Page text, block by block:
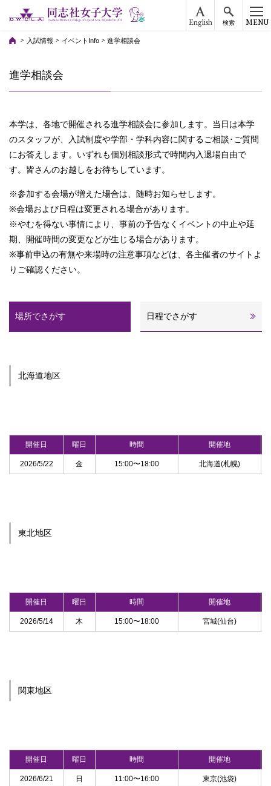
English 検索 MENU
入試情報 イベントInfo 進学相談会
進学相談会
本学は、各地で開催される進学相談会に参加します。当日は本学
のスタッフが、入試制度や学部・学科内容に関するご相談･ご質問
にお答えします。いずれも個別相談形式で時間内入退場自由で
す。皆さんのお越しをお待ちしています。
※参加する会場が増えた場合は、随時お知らせします。
※会場および日程は変更される場合があります。
※やむを得ない事情により、事前の予告なくイベントの中止や延
期、開催時間の変更などが生じる場合があります。
※事前申込の有無や来場時の注意事項などは、各主催者のサイトよ
りご確認ください。
場所でさがす 日程でさがす
北海道地区
開催日 曜日 時間 開催地
2026/5/22 金 15:00〜18:00 北海道(札幌)
東北地区
開催日 曜日 時間 開催地
2026/5/14 木 15:00〜18:00 宮城(仙台)
関東地区
開催日 曜日 時間 開催地
2026/6/21 日 11:00〜16:00 東京(池袋)